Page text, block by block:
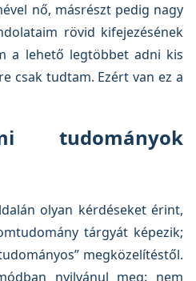
nő, másrészt pedig nagy
rövid kifejezésének
a lehető legtöbbet adni kis
csak tudtam. Ezért van ez a
tudományok
olyan kérdéseket érint,
tárgyát képezik;
megközelítéstől.
nyilvánul meg: nem